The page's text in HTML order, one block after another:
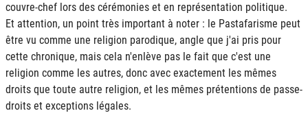
couvre-chef lors des cérémonies et en représentation politique.
Et attention, un point très important à noter : le Pastafarisme peut
être vu comme une religion parodique, angle que j'ai pris pour
cette chronique, mais cela n'enlève pas le fait que c'est une
religion comme les autres, donc avec exactement les mêmes
droits que toute autre religion, et les mêmes prétentions de passe-
droits et exceptions légales.